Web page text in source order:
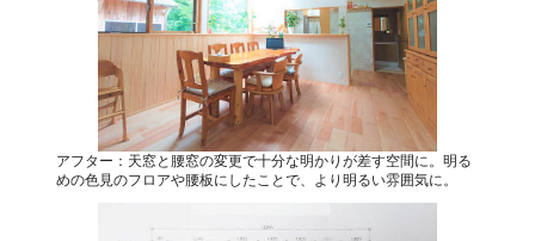
アフター：天窓と腰窓の変更で十分な明かりが差す空間に。明る
めの色見のフロアや腰板にしたことで、より明るい雰囲気に。